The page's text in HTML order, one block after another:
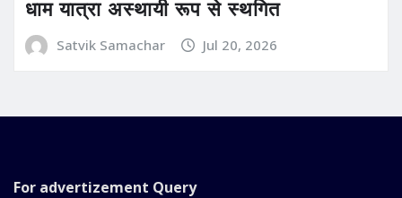
धाम यात्रा अस्थायी रूप से स्थगित
Satvik Samachar Jul 20, 2026
For advertizement Query